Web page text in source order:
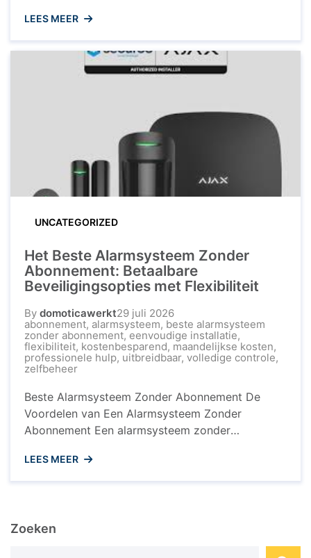
beschermen tegen ongewenste indringers. Met
de toenemende bezorgdheid over veiligheid is
het installeren van een betrouwbaar
alarmsysteem een verstandige keuze die
LEES MEER
UNCATEGORIZED
Het Beste Alarmsysteem Zonder
Abonnement: Betaalbare
Beveiligingsopties met Flexibiliteit
By domoticawerkt29 juli 2026
abonnement, alarmsysteem, beste alarmsysteem
zonder abonnement, eenvoudige installatie,
flexibiliteit, kostenbesparend, maandelijkse kosten,
professionele hulp, uitbreidbaar, volledige controle,
zelfbeheer
Beste Alarmsysteem Zonder Abonnement De
Voordelen van Een Alarmsysteem Zonder
Abonnement Een alarmsysteem zonder
huiseigenaren die op zoek zijn naar een
betaalbare en effectieve manier om hun huis te
langdurige contracten en maandelijkse kosten,
biedt een alarmsysteem zonder abonnement ...
LEES MEER
Zoeken